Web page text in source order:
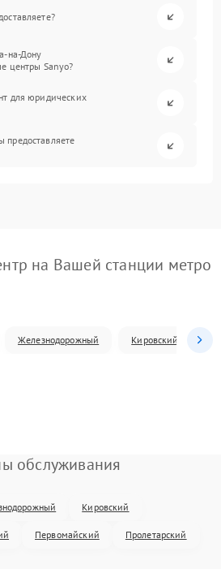
на-Дону
центры Sanyo?
для юридических
на Вашей станции метро
Железнодорожный Кировский
обслуживания
Кировский
Первомайский Пролетарский